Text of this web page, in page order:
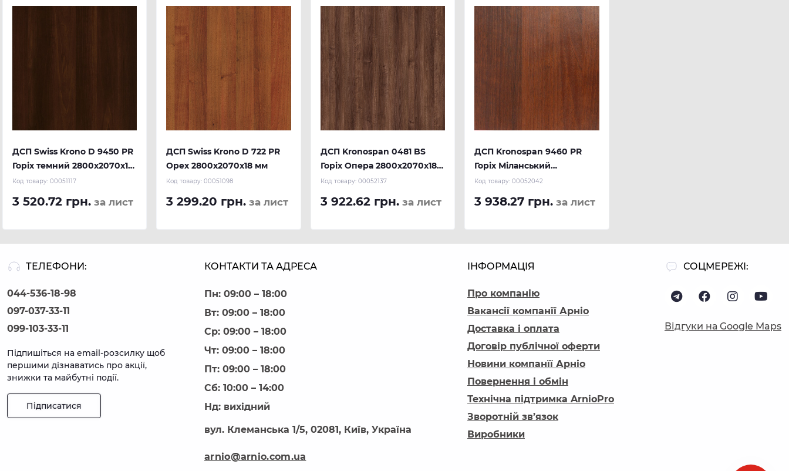
ДСП Swiss Krono D 9450 PR
Горіх темний 2800х2070х18
мм
Код товару: 00051117
3 520.72 грн. за лист
ДСП Swiss Krono D 722 PR
Орех 2800х2070х18 мм
Код товару:00051098
3 299.20 грн. за лист
ДСП Kronospan 0481 BS
Горіх Опера 2800x2070x18
мм
Код товару: 00052137
3 922.62 грн.за лист
ДСП Kronospan 9460 PR
Горіх Міланський
2800x2070x18 мм
Код товару:00052042
3 938.27 грн. за лист
ТЕЛЕФОНИ:
044-536-18-98
097-037-33-11
099-103-33-11
Підпишіться на email-розсилку щоб
першими дізнаватись про акції,
знижки та майбутні події.
Підписатися
КОНТАКТИ ТА АДРЕСА
Пн: 09:00 – 18:00
Вт: 09:00 – 18:00
Ср: 09:00 – 18:00
Чт: 09:00 – 18:00
Пт: 09:00 – 18:00
Сб: 10:00 – 14:00
Нд: вихідний
вул. Клеманська 1/5, 02081, Київ, Україна
arnio@arnio.com.ua
ІНФОРМАЦІЯ
Про компанію
Вакансії компанїї Арніо
Доставка і оплата
Договір публічної оферти
Новини компанїї Арніо
Повернення і обмін
Технічна підтримка ArnioPro
Зворотній зв’язок
Виробники
СОЦМЕРЕЖІ:
Відгуки на Google Maps